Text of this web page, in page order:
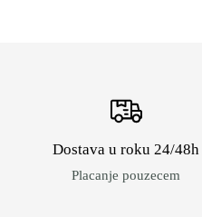
Dostava u roku 24/48h
Placanje pouzecem